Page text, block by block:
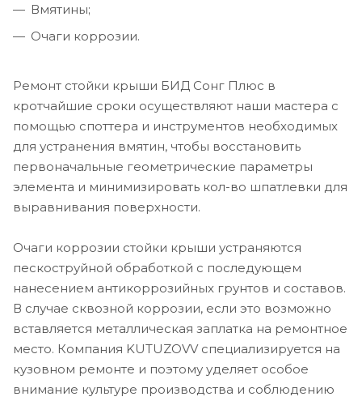
Вмятины;
Очаги коррозии.
Ремонт стойки крыши БИД Сонг Плюс в
кротчайшие сроки осуществляют наши мастера с
помощью споттера и инструментов необходимых
для устранения вмятин, чтобы восстановить
первоначальные геометрические параметры
элемента и минимизировать кол-во шпатлевки для
выравнивания поверхности.
Очаги коррозии стойки крыши устраняются
пескоструйной обработкой с последующем
нанесением антикоррозийных грунтов и составов.
В случае сквозной коррозии, если это возможно
вставляется металлическая заплатка на ремонтное
место. Компания KUTUZOVV специализируется на
кузовном ремонте и поэтому уделяет особое
внимание культуре производства и соблюдению